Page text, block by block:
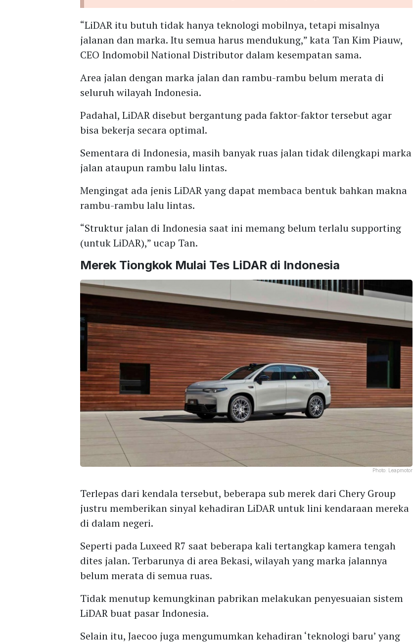
“LiDAR itu butuh tidak hanya teknologi mobilnya, tetapi misalnya
jalanan dan marka. Itu semua harus mendukung,” kata Tan Kim Piauw,
CEO Indomobil National Distributor dalam kesempatan sama.
Area jalan dengan marka jalan dan rambu-rambu belum merata di
seluruh wilayah Indonesia.
Padahal, LiDAR disebut bergantung pada faktor-faktor tersebut agar
bisa bekerja secara optimal.
Sementara di Indonesia, masih banyak ruas jalan tidak dilengkapi marka
jalan ataupun rambu lalu lintas.
Mengingat ada jenis LiDAR yang dapat membaca bentuk bahkan makna
rambu-rambu lalu lintas.
“Struktur jalan di Indonesia saat ini memang belum terlalu supporting
(untuk LiDAR),” ucap Tan.
Merek Tiongkok Mulai Tes LiDAR di Indonesia
Photo: Leapmotor
Terlepas dari kendala tersebut, beberapa sub merek dari Chery Group
justru memberikan sinyal kehadiran LiDAR untuk lini kendaraan mereka
di dalam negeri.
Seperti pada Luxeed R7 saat beberapa kali tertangkap kamera tengah
dites jalan. Terbarunya di area Bekasi, wilayah yang marka jalannya
belum merata di semua ruas.
Tidak menutup kemungkinan pabrikan melakukan penyesuaian sistem
LiDAR buat pasar Indonesia.
Selain itu, Jaecoo juga mengumumkan kehadiran ‘teknologi baru’ yang